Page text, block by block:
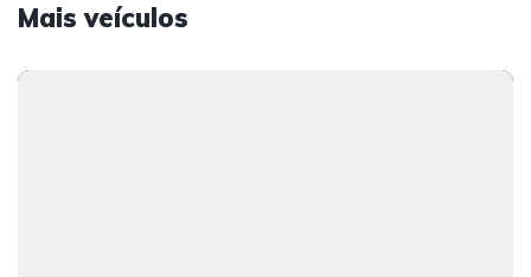
Mais veículos